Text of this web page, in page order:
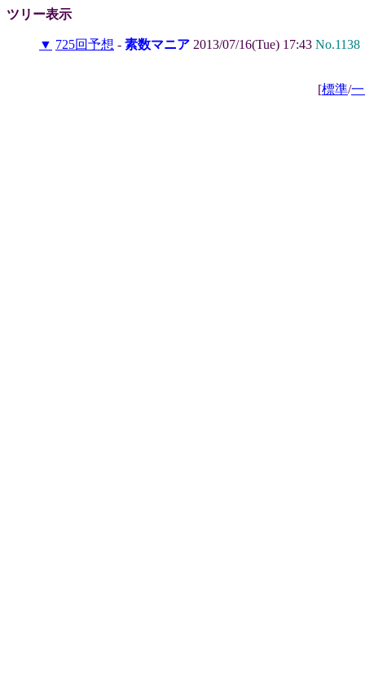
ツリー表示
▼ 725回予想 - 素数マニア 2013/07/16(Tue) 17:43 No.1138
[標準/